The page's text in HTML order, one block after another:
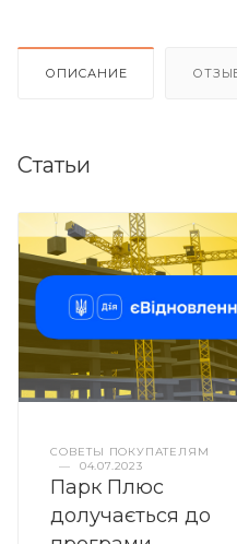
ОПИСАНИЕ
Статьи
СОВЕТЫ ПОКУПАТЕЛЯМ
—
04.07.2023
Парк Плюс
долучається до